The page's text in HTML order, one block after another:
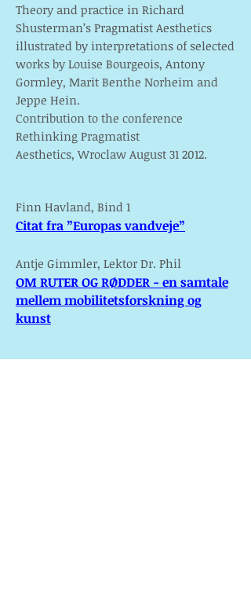
Theory and practice in Richard
Shusterman’s Pragmatist Aesthetics
illustrated by interpretations of selected
works by Louise Bourgeois, Antony
Gormley, Marit Benthe Norheim and
Jeppe Hein.
Contribution to the conference
Rethinking Pragmatist
Aesthetics,Wroclaw August 31 2012.
Finn Havland, Bind 1
Citat fra ”Europas vandveje”
Antje Gimmler, Lektor Dr. Phil
OM RUTER OG RØDDER - en samtale
mellem mobilitetsforskning og
kunst